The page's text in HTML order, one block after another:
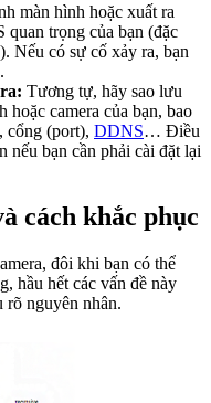
màn hình hoặc xuất ra
quan trọng của bạn (đặc
Nếu có sự cố xảy ra, bạn
Tương tự, hãy sao lưu
hoặc camera của bạn, bao
cổng (port), DDNS… Điều
nếu bạn cần phải cài đặt lại
cách khắc phục
đôi khi bạn có thể
hầu hết các vấn đề này
rõ nguyên nhân.